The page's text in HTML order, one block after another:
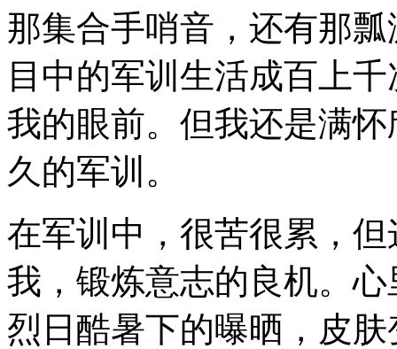
那集合手哨音，还有那
目中的军训生活成百上
我的眼前。但我还是满
久的军训。
在军训中，很苦很累，
我，锻炼意志的良机。
烈日酷暑下的曝晒，皮